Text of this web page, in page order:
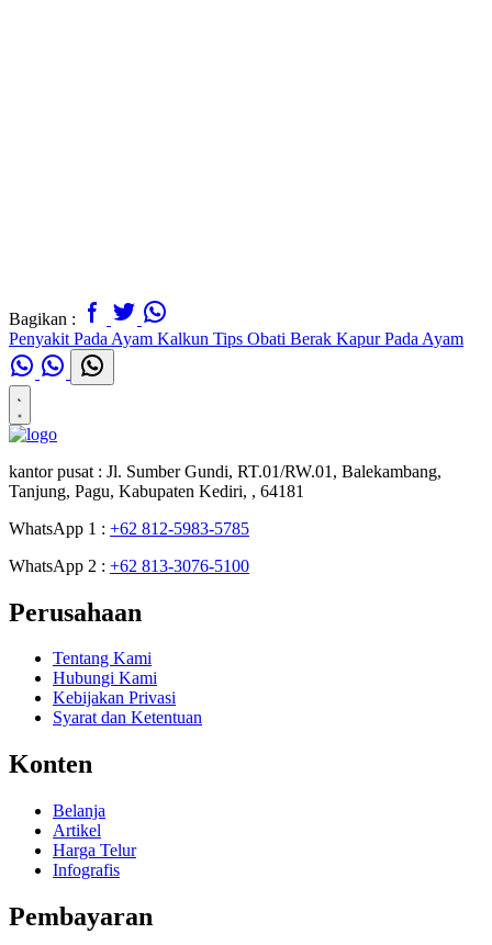
Bagikan :
Penyakit Pada Ayam Kalkun Tips Obati Berak Kapur Pada Ayam
kantor pusat : Jl. Sumber Gundi, RT.01/RW.01, Balekambang,
Tanjung, Pagu, Kabupaten Kediri, , 64181
WhatsApp 1 : +62 812-5983-5785
WhatsApp 2 : +62 813-3076-5100
Perusahaan
Tentang Kami
Hubungi Kami
Kebijakan Privasi
Syarat dan Ketentuan
Konten
Belanja
Artikel
Harga Telur
Infografis
Pembayaran